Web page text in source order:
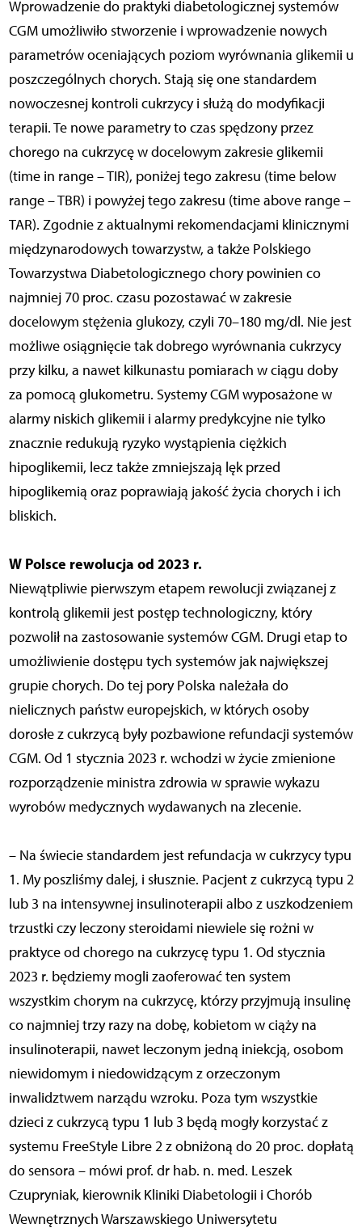
Wprowadzenie do praktyki diabetologicznej systemów
CGM umożliwiło stworzenie i wprowadzenie nowych
parametrów oceniających poziom wyrównania glikemii u
poszczególnych chorych. Stają się one standardem
nowoczesnej kontroli cukrzycy i służą do modyfikacji
terapii. Te nowe parametry to czas spędzony przez
chorego na cukrzycę w docelowym zakresie glikemii
(time in range – TIR), poniżej tego zakresu (time below
range – TBR) i powyżej tego zakresu (time above range –
TAR). Zgodnie z aktualnymi rekomendacjami klinicznymi
międzynarodowych towarzystw, a także Polskiego
Towarzystwa Diabetologicznego chory powinien co
najmniej 70 proc. czasu pozostawać w zakresie
docelowym stężenia glukozy, czyli 70–180 mg/dl. Nie jest
możliwe osiągnięcie tak dobrego wyrównania cukrzycy
przy kilku, a nawet kilkunastu pomiarach w ciągu doby
za pomocą glukometru. Systemy CGM wyposażone w
alarmy niskich glikemii i alarmy predykcyjne nie tylko
znacznie redukują ryzyko wystąpienia ciężkich
hipoglikemii, lecz także zmniejszają lęk przed
hipoglikemią oraz poprawiają jakość życia chorych i ich
bliskich.
W Polsce rewolucja od 2023 r.
Niewątpliwie pierwszym etapem rewolucji związanej z
kontrolą glikemii jest postęp technologiczny, który
pozwolił na zastosowanie systemów CGM. Drugi etap to
umożliwienie dostępu tych systemów jak największej
grupie chorych. Do tej pory Polska należała do
nielicznych państw europejskich, w których osoby
dorosłe z cukrzycą były pozbawione refundacji systemów
CGM. Od 1 stycznia 2023 r. wchodzi w życie zmienione
rozporządzenie ministra zdrowia w sprawie wykazu
wyrobów medycznych wydawanych na zlecenie.
– Na świecie standardem jest refundacja w cukrzycy typu
1. My poszliśmy dalej, i słusznie. Pacjent z cukrzycą typu 2
lub 3 na intensywnej insulinoterapii albo z uszkodzeniem
trzustki czy leczony steroidami niewiele się rożni w
praktyce od chorego na cukrzycę typu 1. Od stycznia
2023 r. będziemy mogli zaoferować ten system
wszystkim chorym na cukrzycę, którzy przyjmują insulinę
co najmniej trzy razy na dobę, kobietom w ciąży na
insulinoterapii, nawet leczonym jedną iniekcją, osobom
niewidomym i niedowidzącym z orzeczonym
inwalidztwem narządu wzroku. Poza tym wszystkie
dzieci z cukrzycą typu 1 lub 3 będą mogły korzystać z
systemu FreeStyle Libre 2 z obniżoną do 20 proc. dopłatą
do sensora – mówi prof. dr hab. n. med. Leszek
Czupryniak, kierownik Kliniki Diabetologii i Chorób
Wewnętrznych Warszawskiego Uniwersytetu